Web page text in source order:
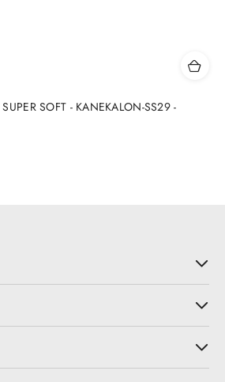
SOFT - KANEKALON-SS29 -